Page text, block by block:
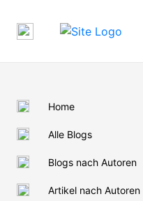
Home
Alle Blogs
Blogs nach Autoren
Artikel nach Autoren